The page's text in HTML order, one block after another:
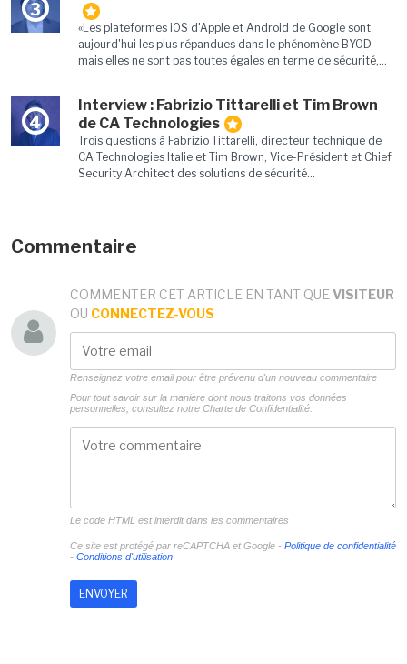
3
«Les plateformes iOS d'Apple et Android de Google sont
aujourd'hui les plus répandues dans le phénomène BYOD
mais elles ne sont pas toutes égales en terme de sécurité,...
4
Interview : Fabrizio Tittarelli et Tim Brown
de CA Technologies
Trois questions à Fabrizio Tittarelli, directeur technique de
CA Technologies Italie et Tim Brown, Vice-Président et Chief
Security Architect des solutions de sécurité...
Commentaire
COMMENTER CET ARTICLE EN TANT QUE VISITEUR
OU CONNECTEZ-VOUS
Renseignez votre email pour être prévenu d'un nouveau commentaire
Pour tout savoir sur la manière dont nous traitons vos données
personnelles, consultez notre Charte de Confidentialité.
Le code HTML est interdit dans les commentaires
Ce site est protégé par reCAPTCHA et Google - Politique de confidentialité
- Conditions d'utilisation